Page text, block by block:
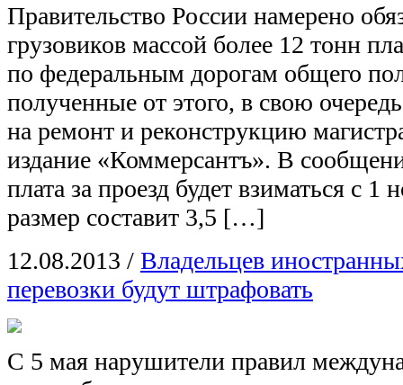
Правительство России намерено
грузовиков массой более 12 тонн
по федеральным дорогам общего
полученные от этого, в свою
на ремонт и реконструкцию
издание «Коммерсантъ». В
плата за проезд будет взиматься с 1
размер составит 3,5 […]
12.08.2013 / Владельцев
перевозки будут штрафовать
С 5 мая нарушители правил